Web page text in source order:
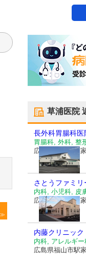
草浦医院
長外科胃腸科医
胃腸科, 外科, 整
広島県福山市駅
さとうファミリ
内科, 小児科, 皮
広島県福山市駅
内藤クリニック
内科, アレルギ
広島県福山市駅